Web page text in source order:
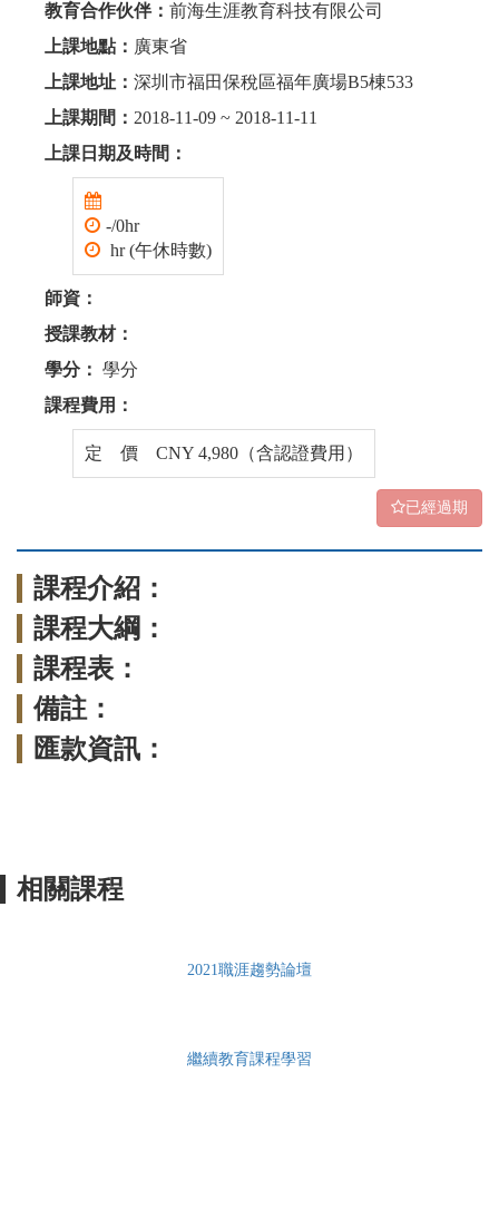
教育合作伙伴： 前海生涯教育科技有限公司
上課地點： 廣東省
上課地址： 深圳市福田保稅區福年廣場B5棟533
上課期間： 2018-11-09 ~ 2018-11-11
上課日期及時間：
-/0hr
hr (午休時數)
師資：
授課教材：
學分： 學分
課程費用：
定 價 CNY 4,980（含認證費用）
已經過期
課程介紹：
課程大綱：
課程表：
備註：
匯款資訊：
相關課程
2021職涯趨勢論壇
繼續教育課程學習